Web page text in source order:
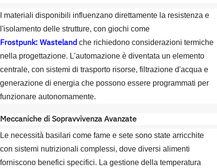
I materiali disponibili influenzano direttamente la resistenza e
l'isolamento delle strutture, con giochi come
Frostpunk: Wasteland che richiedono considerazioni termiche
nella progettazione. L'automazione è diventata un elemento
centrale, con sistemi di trasporto risorse, filtrazione d'acqua e
generazione di energia che possono essere programmati per
funzionare autonomamente.
Meccaniche di Sopravvivenza Avanzate
Le necessità basilari come fame e sete sono state arricchite
con sistemi nutrizionali complessi, dove diversi alimenti
forniscono benefici specifici. La gestione della temperatura